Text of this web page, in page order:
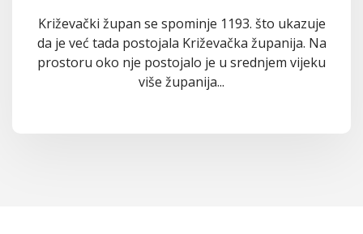
Križevački župan se spominje 1193. što ukazuje
da je već tada postojala Križevačka županija. Na
prostoru oko nje postojalo je u srednjem vijeku
više županija...